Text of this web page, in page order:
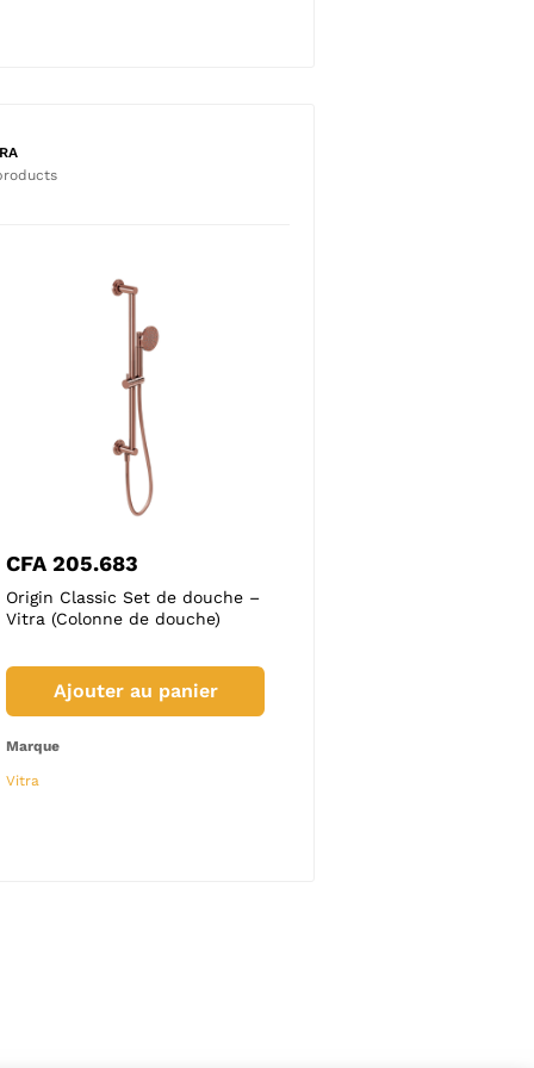
DAIKIN Armoire 55
au panier
Climatiseur DAIKIN Armoire
CFA 205.683
Origin Classic Set de douche –
Vitra (Colonne de douche)
Ajouter au panier
Marque
Vitra